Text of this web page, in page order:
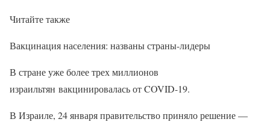
Читайте также
Вакцинация населения: названы страны-лидеры
В стране уже более трех миллионов
израильтян вакцинировалась от COVID-19.
В Израиле, 24 января правительство приняло решение —